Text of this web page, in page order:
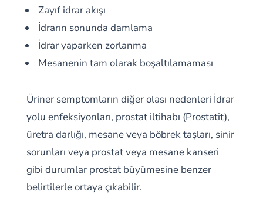
Zayıf idrar akışı
İdrarın sonunda damlama
İdrar yaparken zorlanma
Mesanenin tam olarak boşaltılamaması
Üriner semptomların diğer olası nedenleri İdrar
yolu enfeksiyonları, prostat iltihabı (Prostatit),
üretra darlığı, mesane veya böbrek taşları, sinir
sorunları veya prostat veya mesane kanseri
gibi durumlar prostat büyümesine benzer
belirtilerle ortaya çıkabilir.